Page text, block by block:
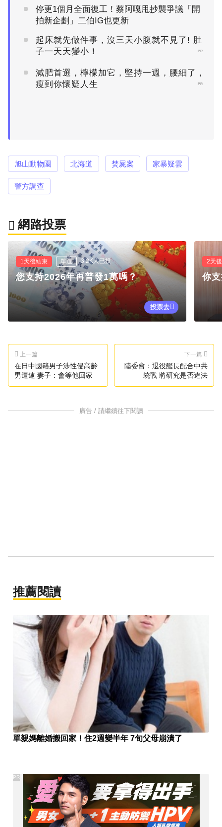
停更1個月全面復工！蔡阿嘎甩抄襲爭議「開
拍新企劃」二伯IG也更新
起床就先做件事，沒三天小腹就不見了! 肚
子一天天變小！
PR
減肥首選，檸檬加它，堅持一週，腰細了，
瘦到你懷疑人生
PR
旭山動物園 北海道 焚屍案 家暴疑雲
警方調查
網路投票
1天後結束 單選 3.2K人已投
您支持2026年再普發1萬嗎？
投票去
2天
你
上一篇
在日中國籍男子涉性侵高齡
男遭逮 妻子：會等他回家
下一篇
陸委會：退役艦長配合中共
統戰 將研究是否違法
廣告 / 請繼續往下閱讀
推薦閱讀
單親媽離婚搬回家！住2週變半年 7旬父母崩潰了
PR